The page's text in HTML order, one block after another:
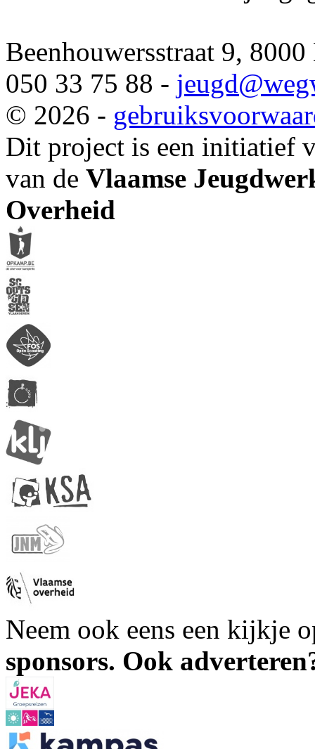
Beenhouwersstraat 9,
050 33 75 88 - jeugd
© 2026 -
Dit project is een initiatief
van de Vlaamse
Overheid
Neem ook eens een kijkje
sponsors. Ook